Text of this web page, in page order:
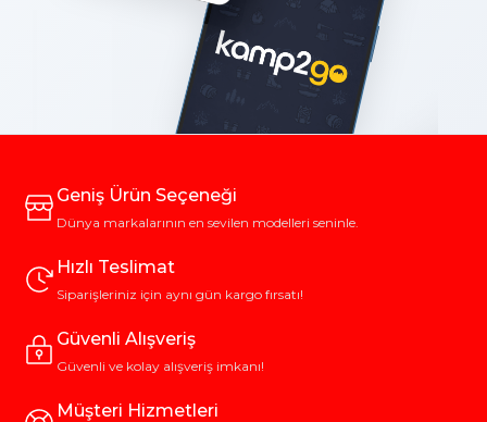
Geniş Ürün Seçeneği
Dünya markalarının en sevilen modelleri seninle.
Hızlı Teslimat
Siparişleriniz için aynı gün kargo fırsatı!
Güvenli Alışveriş
Güvenli ve kolay alışveriş imkanı!
Müşteri Hizmetleri